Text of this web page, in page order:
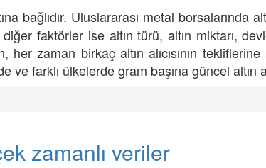
bağlıdır. Uluslararası metal borsalarında
faktörler ise altın türü, altın miktarı,
zaman birkaç altın alıcısının
ve farklı ülkelerde gram başına güncel altın
zamanlı veriler